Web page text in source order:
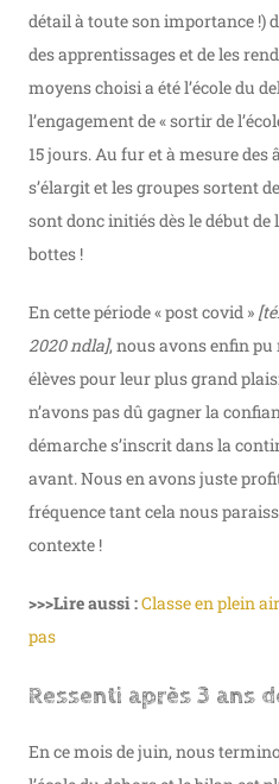
détail à toute son importance !)
des apprentissages et de les
moyens choisi a été l’école du
l’engagement de « sortir de
15 jours. Au fur et à mesure des
s’élargit et les groupes sortent
sont donc initiés dès le début
bottes !
En cette période « post covid »
2020 ndla], nous avons enfin pu
élèves pour leur plus grand
n’avons pas dû gagner la
démarche s’inscrit dans la
avant. Nous en avons juste
fréquence tant cela nous
contexte !
>>>Lire aussi :Classe en plein
pas
Ressenti après 3 ans
En ce mois de juin, nous